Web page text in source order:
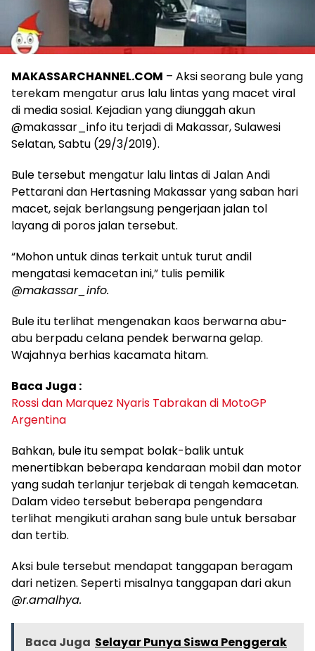
MAKASSARCHANNEL.COM – Aksi seorang bule yang
terekam mengatur arus lalu lintas yang macet viral
di media sosial. Kejadian yang diunggah akun
@makassar_info itu terjadi di Makassar, Sulawesi
Selatan, Sabtu (29/3/2019).
Bule tersebut mengatur lalu lintas di Jalan Andi
Pettarani dan Hertasning Makassar yang saban hari
macet, sejak berlangsung pengerjaan jalan tol
layang di poros jalan tersebut.
“Mohon untuk dinas terkait untuk turut andil
mengatasi kemacetan ini,” tulis pemilik
@makassar_info.
Bule itu terlihat mengenakan kaos berwarna abu-
abu berpadu celana pendek berwarna gelap.
Wajahnya berhias kacamata hitam.
Baca Juga :
Rossi dan Marquez Nyaris Tabrakan di MotoGP
Argentina
Bahkan, bule itu sempat bolak-balik untuk
menertibkan beberapa kendaraan mobil dan motor
yang sudah terlanjur terjebak di tengah kemacetan.
Dalam video tersebut beberapa pengendara
terlihat mengikuti arahan sang bule untuk bersabar
dan tertib.
Aksi bule tersebut mendapat tanggapan beragam
dari netizen. Seperti misalnya tanggapan dari akun
@r.amalhya.
Baca Juga Selayar Punya Siswa Penggerak